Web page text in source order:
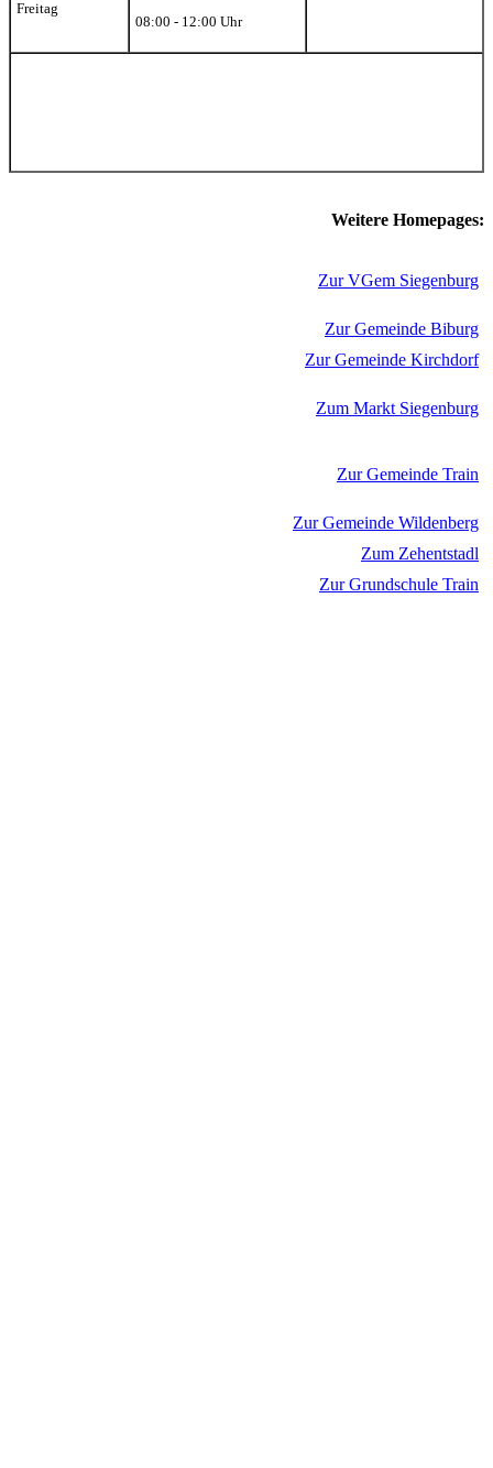
Freitag
08:00 - 12:00 Uhr
Weitere Homepages:
Zur VGem Siegenburg
Zur Gemeinde Biburg
Zur Gemeinde Kirchdorf
Zum Markt Siegenburg
Zur Gemeinde Train
Zur Gemeinde Wildenberg
Zum Zehentstadl
Zur Grundschule Train